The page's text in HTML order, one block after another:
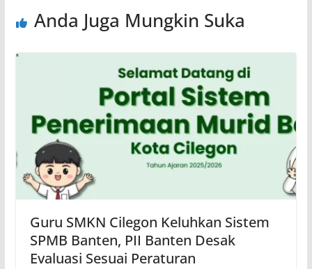
Anda Juga Mungkin Suka
Guru SMKN Cilegon Keluhkan Sistem
SPMB Banten, PII Banten Desak
Evaluasi Sesuai Peraturan